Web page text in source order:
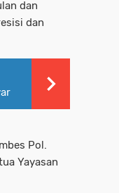
dan
dan
Pol.
Yayasan